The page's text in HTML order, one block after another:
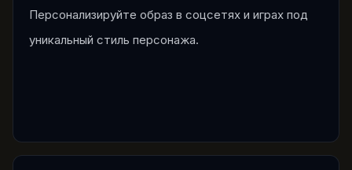
Персонализируйте образ в соцсетях и играх под
уникальный стиль персонажа.